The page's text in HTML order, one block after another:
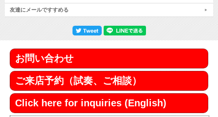
友達にメールですすめる
お問い合わせ
ご来店予約（試奏、ご相談）
Click here for inquiries (English)